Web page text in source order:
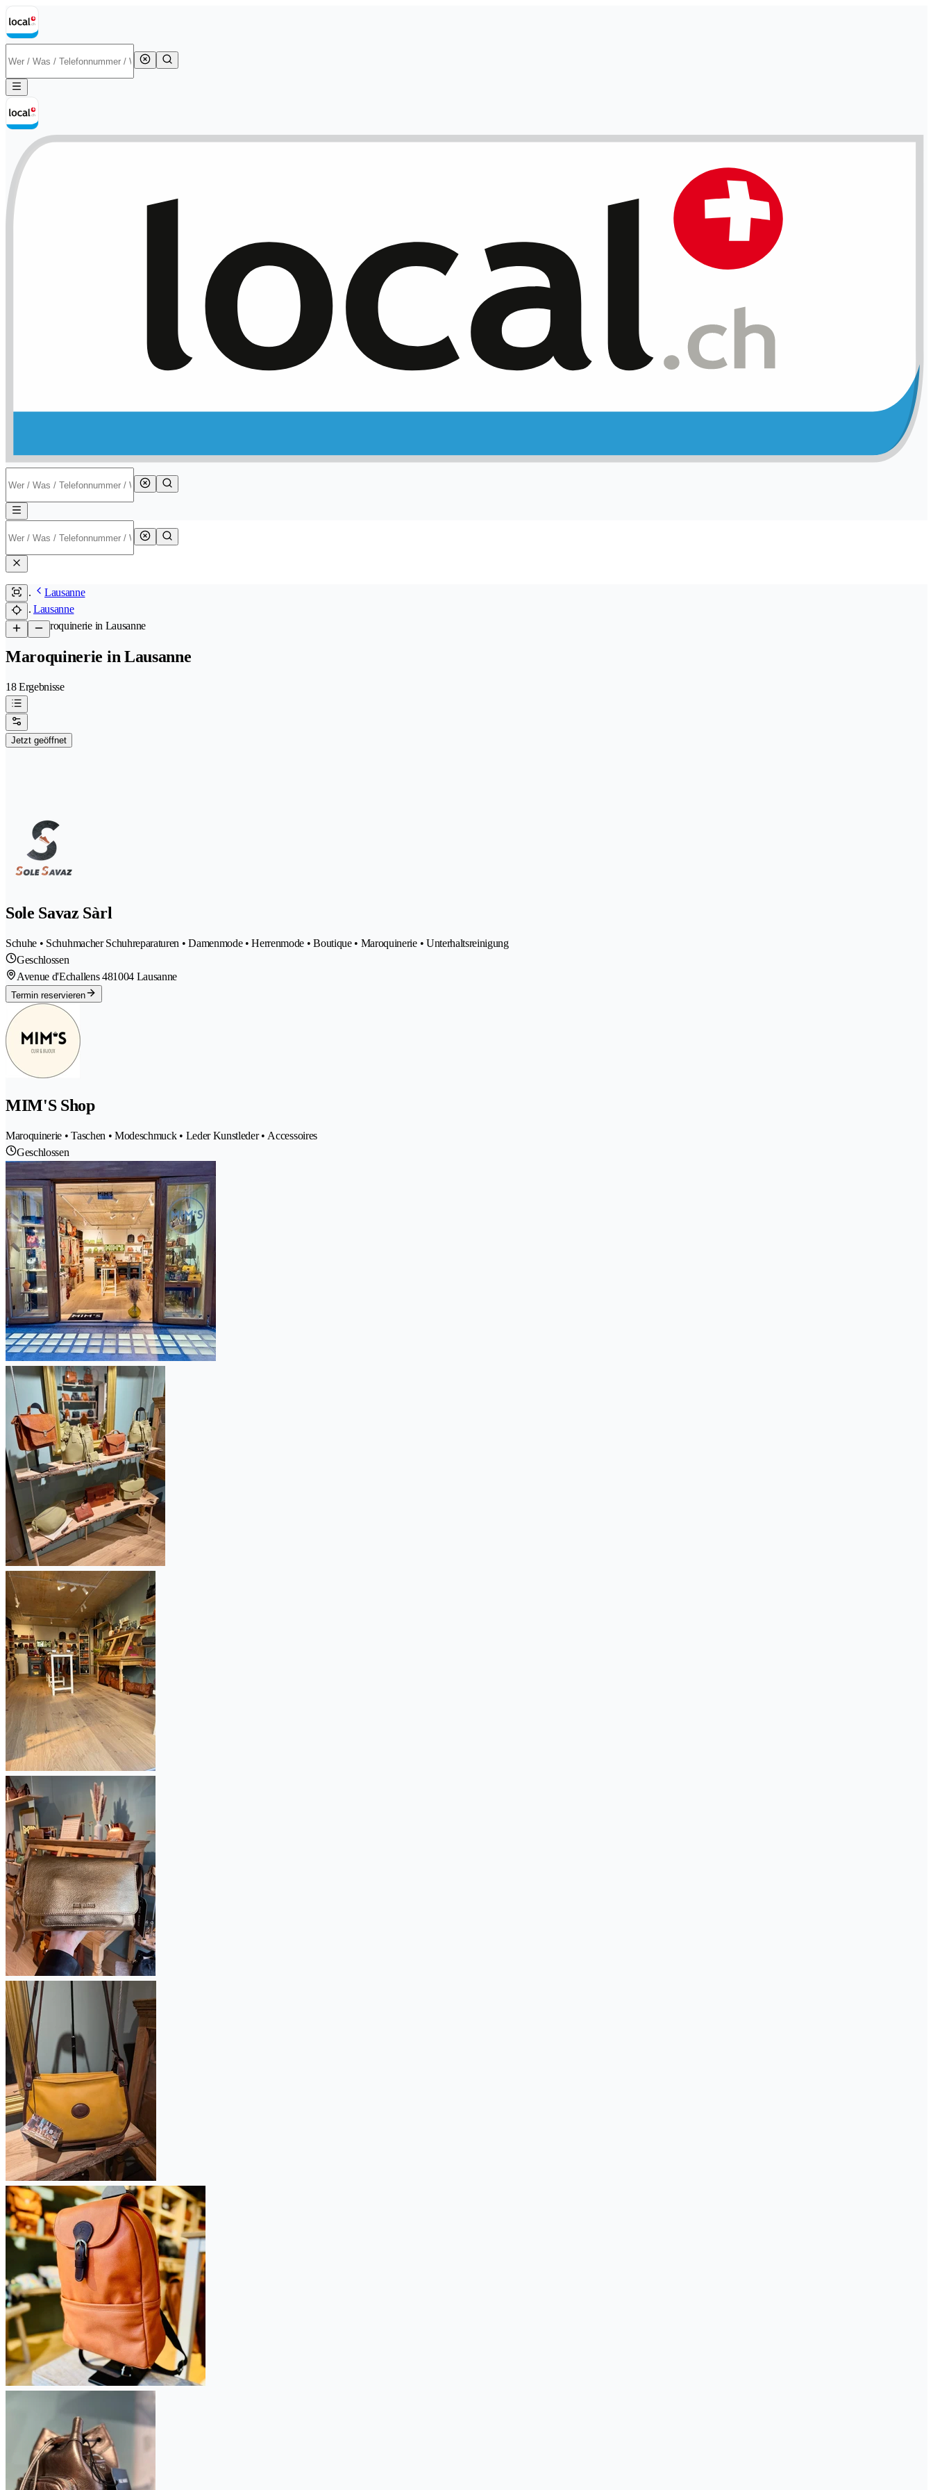
Lausanne
Lausanne
/Maroquinerie in Lausanne
Maroquinerie in Lausanne
18 Ergebnisse
Jetzt geöffnet
Sole Savaz Sàrl
Schuhe • Schuhmacher Schuhreparaturen • Damenmode • Herrenmode • Boutique • Maroquinerie • Unterhaltsreinigung
Geschlossen
Avenue d'Echallens 481004 Lausanne
Termin reservieren
MIM'S Shop
Maroquinerie • Taschen • Modeschmuck • Leder Kunstleder • Accessoires
Geschlossen